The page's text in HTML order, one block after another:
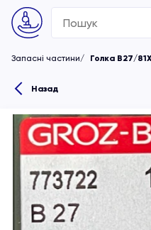
Search
for:
Запасні частини Голка B27/
Назад